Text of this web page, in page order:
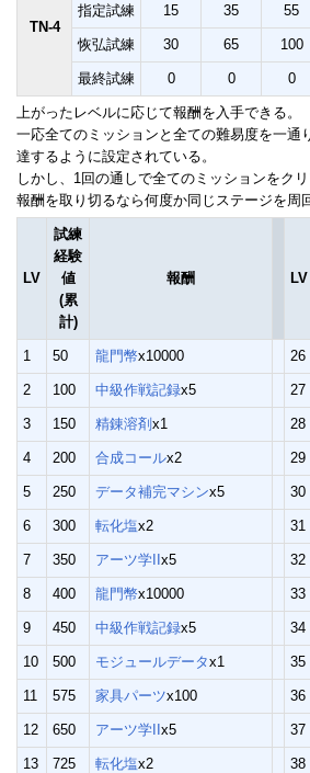
TN-4
指定試練 15 35 55
恢弘試練 30 65 100
最終試練 0 0 0
上がったレベルに応じて報酬を入手できる。
一応全てのミッションと全ての難易度を一通
達するように設定されている。
しかし、1回の通しで全てのミッションをク
報酬を取り切るなら何度か同じステージを周
LV
試練
経験
値
(累
計)
報酬 LV
1 50 龍門幣x10000 26
2 100 中級作戦記録x5 27
3 150 精錬溶剤 x1 28
4 200 合成コールx2 29
5 250 データ補完マシンx5 30
6 300 転化塩x2 31
7 350 アーツ学II x5 32
8 400 龍門幣x10000 33
9 450 中級作戦記録x5 34
10 500 モジュールデータx1 35
11 575 家具パーツx100 36
12 650 アーツ学II x5 37
13 725 転化塩x2 38